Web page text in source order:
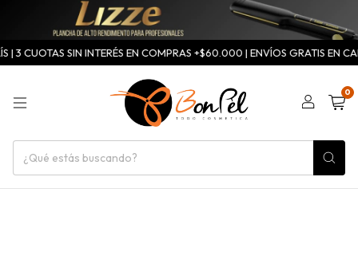
3 CUOTAS SIN INTERÉS EN COMPRAS +$60.000 | ENVÍOS GRATIS EN
0